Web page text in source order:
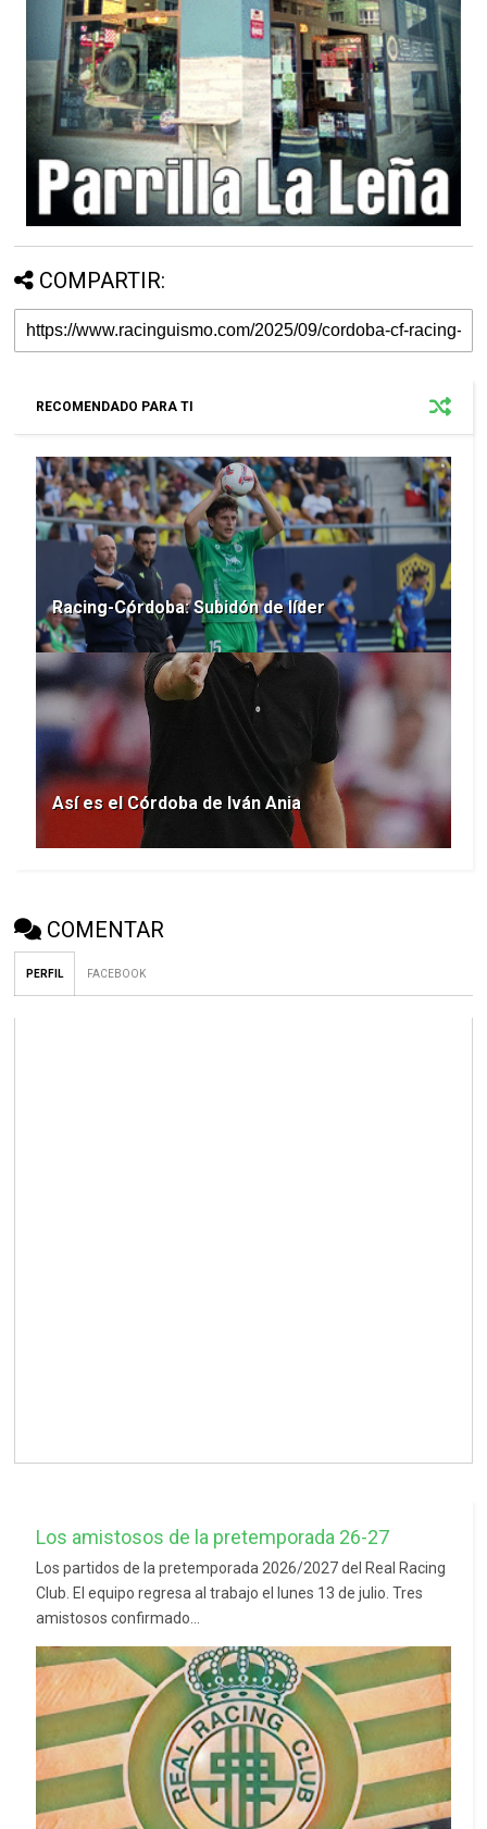
COMPARTIR:
RECOMENDADO PARA TI
Racing-Córdoba: Subidón de líder
Así es el Córdoba de Iván Ania
COMENTAR
PERFIL FACEBOOK
Los amistosos de la pretemporada 26-27
Los partidos de la pretemporada 2026/2027 del Real Racing
Club. El equipo regresa al trabajo el lunes 13 de julio. Tres
amistosos confirmado...